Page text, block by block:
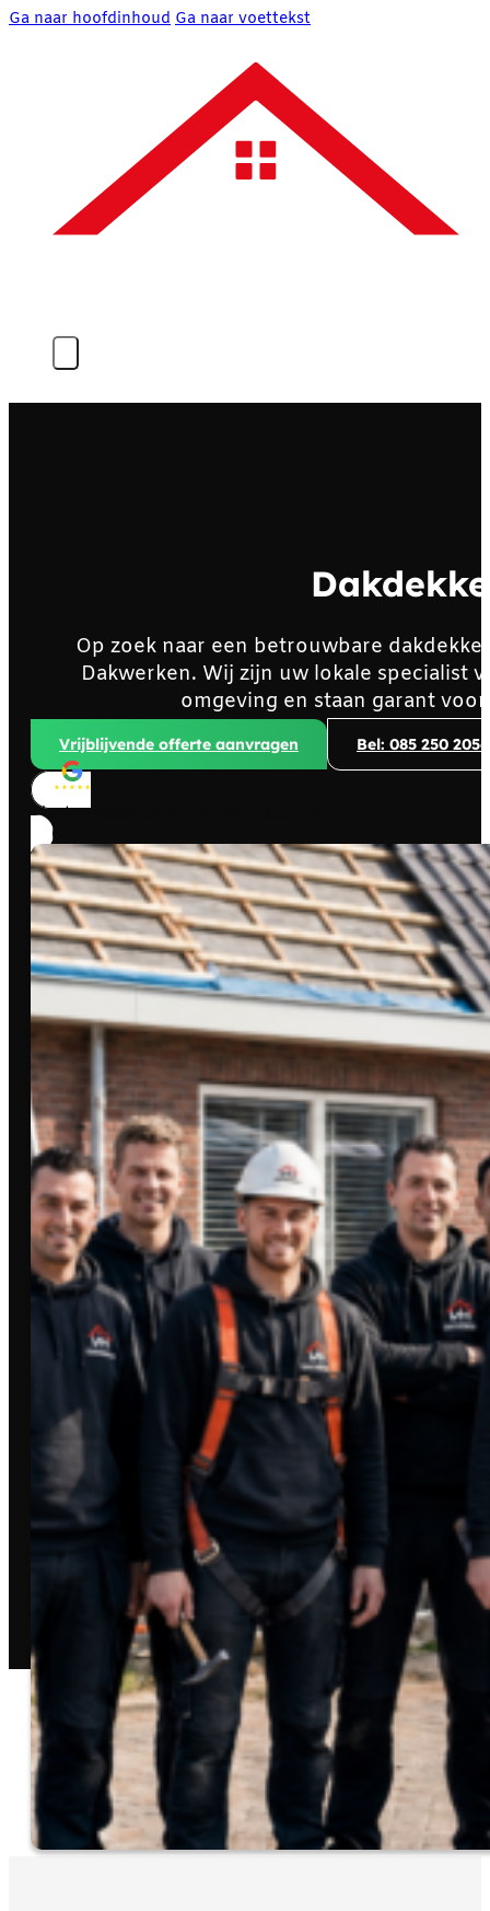
Ga naar hoofdinhoud Ga naar voettekst
Op zoek naar een betrouwbare
Dakwerken. Wij zijn uw lokale specialist
omgeving en staan garant
Vrijblijvende offerte aanvragen Bel: 085 250 2056
Klanten beoordelen ons met